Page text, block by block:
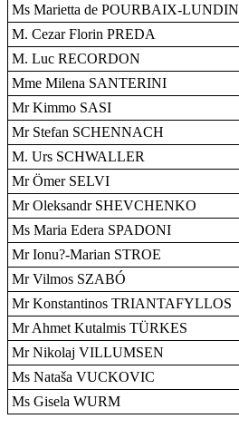
Ms Marietta de POURBAIX-LUNDIN
M. Cezar Florin PREDA
M. Luc RECORDON
Mme Milena SANTERINI
Mr Kimmo SASI
Mr Stefan SCHENNACH
M. Urs SCHWALLER
Mr Ömer SELVI
Mr Oleksandr SHEVCHENKO
Ms Maria Edera SPADONI
Mr Ionu?-Marian STROE
Mr Vilmos SZABÓ
Mr Konstantinos TRIANTAFYLLOS
Mr Ahmet Kutalmis TÜRKES
Mr Nikolaj VILLUMSEN
Ms Nataša VUCKOVIC
Ms Gisela WURM